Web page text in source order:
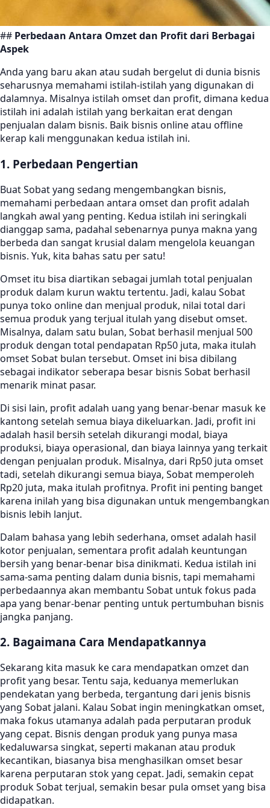
## Perbedaan Antara Omzet dan Profit dari Berbagai
Aspek
Anda yang baru akan atau sudah bergelut di dunia bisnis
seharusnya memahami istilah-istilah yang digunakan di
dalamnya. Misalnya istilah omset dan profit, dimana kedua
istilah ini adalah istilah yang berkaitan erat dengan
penjualan dalam bisnis. Baik bisnis online atau offline
kerap kali menggunakan kedua istilah ini.
1. Perbedaan Pengertian
Buat Sobat yang sedang mengembangkan bisnis,
memahami perbedaan antara omset dan profit adalah
langkah awal yang penting. Kedua istilah ini seringkali
dianggap sama, padahal sebenarnya punya makna yang
berbeda dan sangat krusial dalam mengelola keuangan
bisnis. Yuk, kita bahas satu per satu!
Omset itu bisa diartikan sebagai jumlah total penjualan
produk dalam kurun waktu tertentu. Jadi, kalau Sobat
punya toko online dan menjual produk, nilai total dari
semua produk yang terjual itulah yang disebut omset.
Misalnya, dalam satu bulan, Sobat berhasil menjual 500
produk dengan total pendapatan Rp50 juta, maka itulah
omset Sobat bulan tersebut. Omset ini bisa dibilang
sebagai indikator seberapa besar bisnis Sobat berhasil
menarik minat pasar.
Di sisi lain, profit adalah uang yang benar-benar masuk ke
kantong setelah semua biaya dikeluarkan. Jadi, profit ini
adalah hasil bersih setelah dikurangi modal, biaya
produksi, biaya operasional, dan biaya lainnya yang terkait
dengan penjualan produk. Misalnya, dari Rp50 juta omset
tadi, setelah dikurangi semua biaya, Sobat memperoleh
Rp20 juta, maka itulah profitnya. Profit ini penting banget
karena inilah yang bisa digunakan untuk mengembangkan
bisnis lebih lanjut.
Dalam bahasa yang lebih sederhana, omset adalah hasil
kotor penjualan, sementara profit adalah keuntungan
bersih yang benar-benar bisa dinikmati. Kedua istilah ini
sama-sama penting dalam dunia bisnis, tapi memahami
perbedaannya akan membantu Sobat untuk fokus pada
apa yang benar-benar penting untuk pertumbuhan bisnis
jangka panjang.
2. Bagaimana Cara Mendapatkannya
Sekarang kita masuk ke cara mendapatkan omzet dan
profit yang besar. Tentu saja, keduanya memerlukan
pendekatan yang berbeda, tergantung dari jenis bisnis
yang Sobat jalani. Kalau Sobat ingin meningkatkan omset,
maka fokus utamanya adalah pada perputaran produk
yang cepat. Bisnis dengan produk yang punya masa
kedaluwarsa singkat, seperti makanan atau produk
kecantikan, biasanya bisa menghasilkan omset besar
karena perputaran stok yang cepat. Jadi, semakin cepat
produk Sobat terjual, semakin besar pula omset yang bisa
didapatkan.